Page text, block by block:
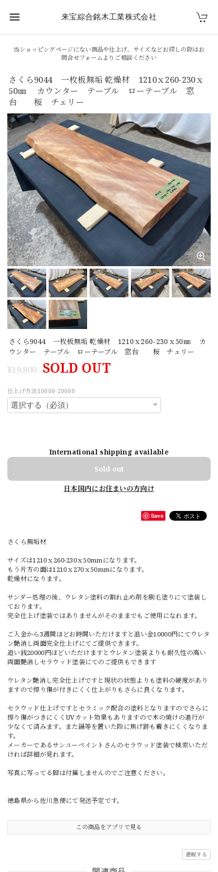
来宝綜合銘木工業株式会社
当ショッピングページにない商品や仕上げ、サイズなどお探しの際はお
問合せフォームよりご相談ください
さくら9044 一枚板無垢 乾燥材 1210ｘ260-230ｘ
50㎜ カウンター テーブル ローテーブル 窓
台 桜 チェリー
さくら9044 一枚板無垢 乾燥材 1210ｘ260-230ｘ50㎜ カ
ウンター テーブル ローテーブル 窓台 桜 チェリー
¥19,800 SOLD OUT
仕上げ方法10000-20000
International shipping available
Sold out
日本国内にお住まいの方向け
Save
さくら無垢材
サイズは1210ｘ260-230ｘ50mmになります。
もう片方の面は1210ｘ270ｘ50mmになります。
乾燥材になります。
サンダー処理の後、ウレタン塗料の割れ止め剤を刷毛塗りにて塗装し
ております。
完全仕上げ塗装ではありませんがそのままでもご使用になれます。
ご入金から3週間ほどお時間いただけますと追い金10000円にてウレタ
ン艶消し両面完全仕上げにてご提供できます。
追い銭20000円ほどいただけますとウレタン塗装よりも耐久性の高い
両面艶消しセラウッド塗装にてのご提供もできます
ウレタン艶消し完全仕上げですと現状の状態よりも塗料の硬度があり
ますので擦り傷が付きにくく仕上がりもさらに良くなります。
セラウッド仕上げですとセラミック配合の塗料となりますのでさらに
擦り傷がつきにくくUVカット効果もありますので木の焼けの進行が
少なくて済みます。また鍋等を置いた際に焦げ跡も着きにくくなりま
す。
メーカーであるサンユーペイントさんのセラウッド塗装で検索いただ
ければ詳細が見れます。
写真に写ってる脚は付属しませんのでご注意ください。
徳島県から佐川急便にて発送予定です。
この商品をアプリで見る
通報する